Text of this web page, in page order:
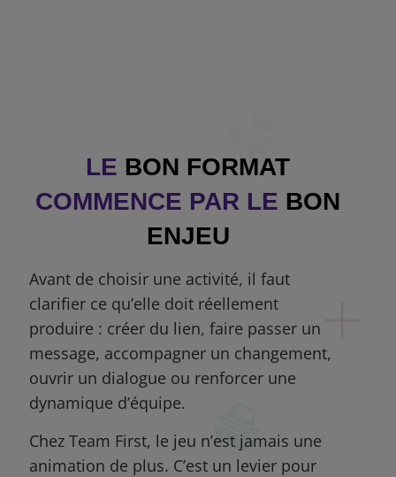
LE BON FORMAT
COMMENCE PAR LE BON
ENJEU
Avant de choisir une activité, il faut
clarifier ce qu’elle doit réellement
produire : créer du lien, faire passer un
message, accompagner un changement,
ouvrir un dialogue ou renforcer une
dynamique d’équipe.
Chez Team First, le jeu n’est jamais une
animation de plus. C’est un levier pour